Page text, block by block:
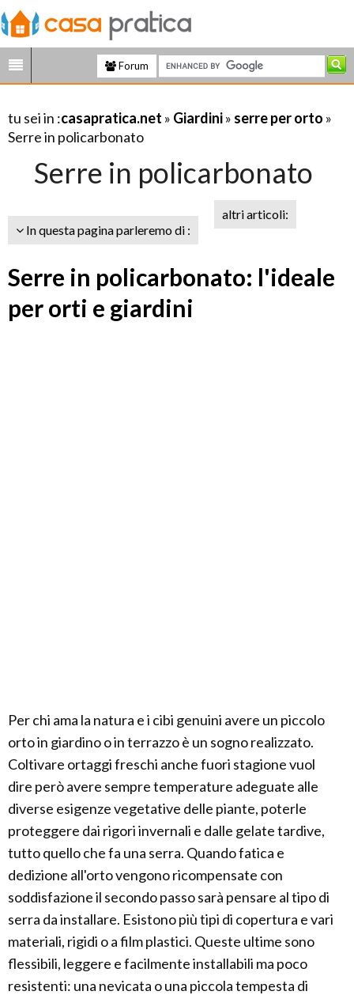
Forum
tu sei in :casapratica.net » Giardini» serre per orto »
Serre in policarbonato
Serre in policarbonato
In questa pagina parleremo di :
altri articoli:
Serre in policarbonato: l'ideale
per orti e giardini
Per chi ama la natura e i cibi genuini avere un piccolo
orto in giardino o in terrazzo è un sogno realizzato.
Coltivare ortaggi freschi anche fuori stagione vuol
dire però avere sempre temperature adeguate alle
diverse esigenze vegetative delle piante, poterle
proteggere dai rigori invernali e dalle gelate tardive,
tutto quello che fa una serra. Quando fatica e
dedizione all'orto vengono ricompensate con
soddisfazione il secondo passo sarà pensare al tipo di
serra da installare. Esistono più tipi di copertura e vari
materiali, rigidi o a film plastici. Queste ultime sono
flessibili, leggere e facilmente installabili ma poco
resistenti: una nevicata o una piccola tempesta di